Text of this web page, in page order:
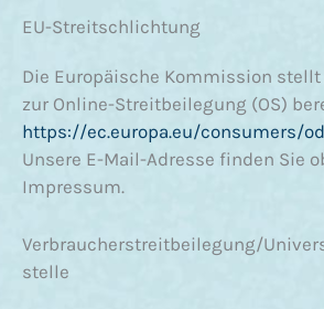
EU-Streitschlichtung
Die Europäische Kommission
zur Online-Streitbeilegung (OS)
https://ec.europa.eu/consumers/
Unsere E-Mail-Adresse finden Sie
Impressum.
Verbraucher­streit­beilegung/
stelle